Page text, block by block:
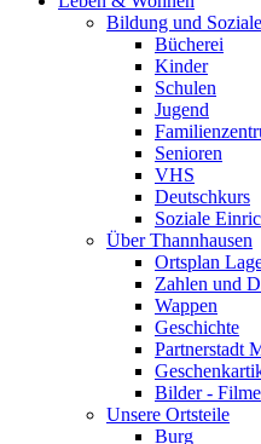
Bildung und
Bücherei
Kinder
Schulen
Jugend
Senioren
VHS
Deutschkurs
Soziale
Über Thannhausen
Ortsplan
Zahlen und
Wappen
Geschichte
Partnerstadt
Bilder - Filme
Unsere Ortsteile
Burg